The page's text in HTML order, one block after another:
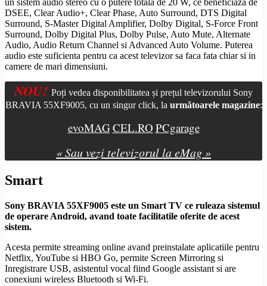
un sistem audio stereo cu o putere totala de 20 W, ce beneficiaza de
DSEE, Clear Audio+, Clear Phase, Auto Surround, DTS Digital
Surround, S-Master Digital Amplifier, Dolby Digital, S-Force Front
Surround, Dolby Digital Plus, Dolby Pulse, Auto Mute, Alternate
Audio, Audio Return Channel si Advanced Auto Volume. Puterea
audio este suficienta pentru ca acest televizor sa faca fata chiar si in
camere de mari dimensiuni.
NOU! Poți vedea disponibilitatea și prețul televizorului Sony
BRAVIA 55XF9005, cu un singur click, la următoarele magazine:
evoMAGCEL.RO PCgarage
« Sau vezi televizorul la eMag »
Smart
Sony BRAVIA 55XF9005 este un Smart TV ce ruleaza sistemul
de operare Android, avand toate facilitatile oferite de acest
sistem.
Acesta permite streaming online avand preinstalate aplicatiile pentru
Netflix, YouTube si HBO Go, permite Screen Mirroring si
Inregistrare USB, asistentul vocal fiind Google assistant si are
conexiuni wireless Bluetooth si Wi-Fi.